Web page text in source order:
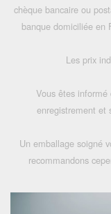
chèque bancaire ou
banque domiciliée en
Les prix
Vous êtes
enregistrement et
Un emballage soigné
recommandons